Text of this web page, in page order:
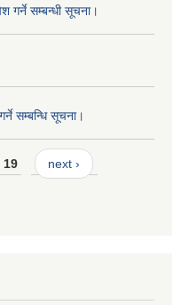
गर्ने सम्बन्धी सूचना।
सम्बन्धि सूचना।
19 next ›